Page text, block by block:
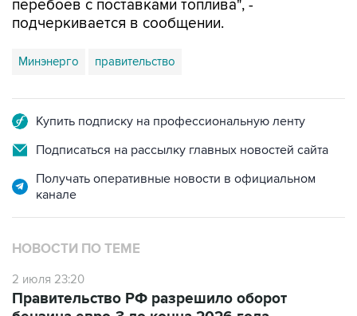
Минэнерго правительство
Подписаться на рассылку главных новостей сайта
Получать оперативные новости в официальном
канале
НОВОСТИ ПО ТЕМЕ
2 июля 23:20
бензина евро-3 до конца 2026 года